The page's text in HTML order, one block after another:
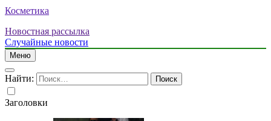
Косметика
Новостная рассылка
Случайные новости
Меню
Найти:
Заголовки